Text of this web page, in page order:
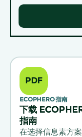
PDF
ECOPHERO 指南
下载
指南
在选择信息素方